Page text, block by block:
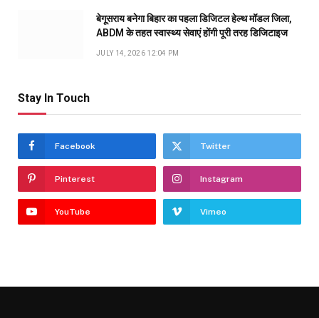
बेगूसराय बनेगा बिहार का पहला डिजिटल हेल्थ मॉडल जिला,
ABDM के तहत स्वास्थ्य सेवाएं होंगी पूरी तरह डिजिटाइज
JULY 14, 2026 12:04 PM
Stay In Touch
Facebook Twitter
Pinterest Instagram
YouTube Vimeo